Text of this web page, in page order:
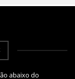
abaixo do